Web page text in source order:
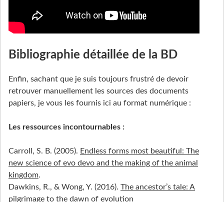
Bibliographie détaillée de la BD
Enfin, sachant que je suis toujours frustré de devoir
retrouver manuellement les sources des documents
papiers, je vous les fournis ici au format numérique :
Les ressources incontournables :
Carroll, S. B. (2005). Endless forms most beautiful: The
new science of evo devo and the making of the animal
kingdom.
Dawkins, R., & Wong, Y. (2016). The ancestor’s tale: A
pilgrimage to the dawn of evolution